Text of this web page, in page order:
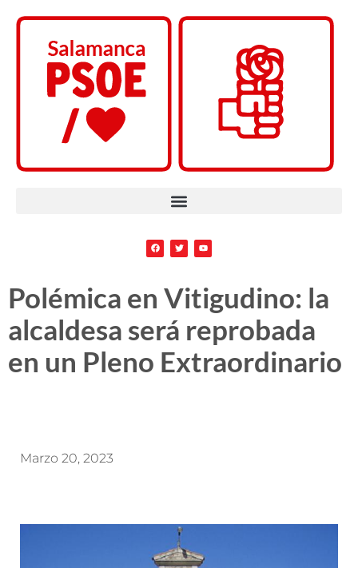
Polémica en Vitigudino: la
alcaldesa será reprobada
en un Pleno Extraordinario
Marzo 20, 2023